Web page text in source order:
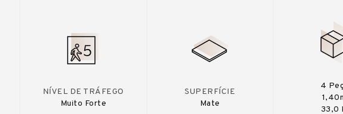
NÍVEL DE TRÁFEGO
Muito Forte
SUPERFÍCIE
Mate
4
33,0